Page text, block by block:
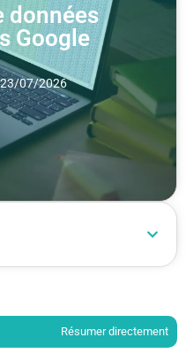
données
Google
23/07/2026
Résumer directement